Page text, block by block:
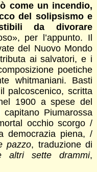
come un incendio,
del solipsismo e
da divorare
per l’appunto. Il
del Nuovo Mondo
ai salvatori, e i
poetiche
whitmaniani. Basti
palcoscenico, scritta
1900 a spese del
Piumarossa
occhio scorgo /
democrazia piena, /
pazzo, traduzione di
altri sette drammi,